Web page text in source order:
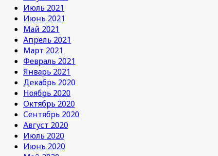
Июль 2021
Июнь 2021
Май 2021
Апрель 2021
Март 2021
Февраль 2021
Январь 2021
Декабрь 2020
Ноябрь 2020
Октябрь 2020
Сентябрь 2020
Август 2020
Июль 2020
Июнь 2020